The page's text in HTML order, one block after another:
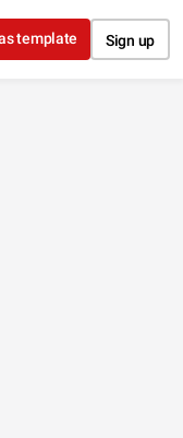
template Sign up